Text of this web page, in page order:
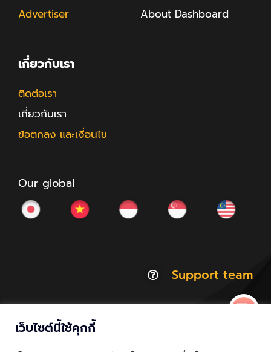
Advertiser
About Dashboard
เกี่ยวกับเรา
ติดต่อเรา
เกี่ยวกับเรา
ข้อตกลง และเงื่อนไข
Our global
Support team
เว็บไซต์นี้ใช้คุกกี้